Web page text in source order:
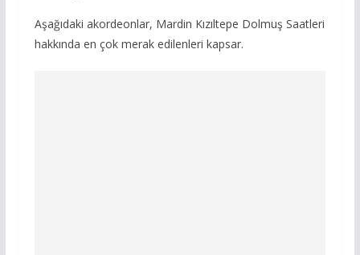
Aşağıdaki akordeonlar, Mardin Kızıltepe Dolmuş Saatleri
hakkında en çok merak edilenleri kapsar.